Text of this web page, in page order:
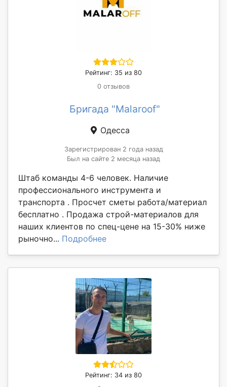
Рейтинг: 35 из 80
0 отзывов
Бригада "Malaroof"
Одесса
Зарегистрирован 2 года назад
Был на сайте 2 месяца назад
Штаб команды 4-6 человек. Наличие
профессионального инструмента и
транспорта . Просчет сметы работа/материал
бесплатно . Продажа строй-материалов для
наших клиентов по спец-цене на 15-30% ниже
рыночно... Подробнее
Рейтинг: 34 из 80